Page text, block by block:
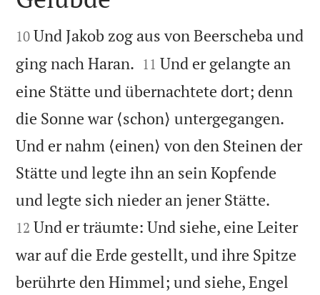


10 Und Jakob zog aus von Beerscheba und
ging nach Haran. 

11 Und er gelangte an
eine Stätte und übernachtete dort; denn
die Sonne war ⟨schon⟩ untergegangen.
Und er nahm ⟨einen⟩ von den Steinen der
Stätte und legte ihn an sein Kopfende
und legte sich nieder an jener Stätte.
12 Und er träumte: Und siehe, eine Leiter
war auf die Erde gestellt, und ihre Spitze
berührte den Himmel; und siehe, Engel